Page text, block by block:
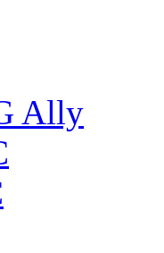
Ally